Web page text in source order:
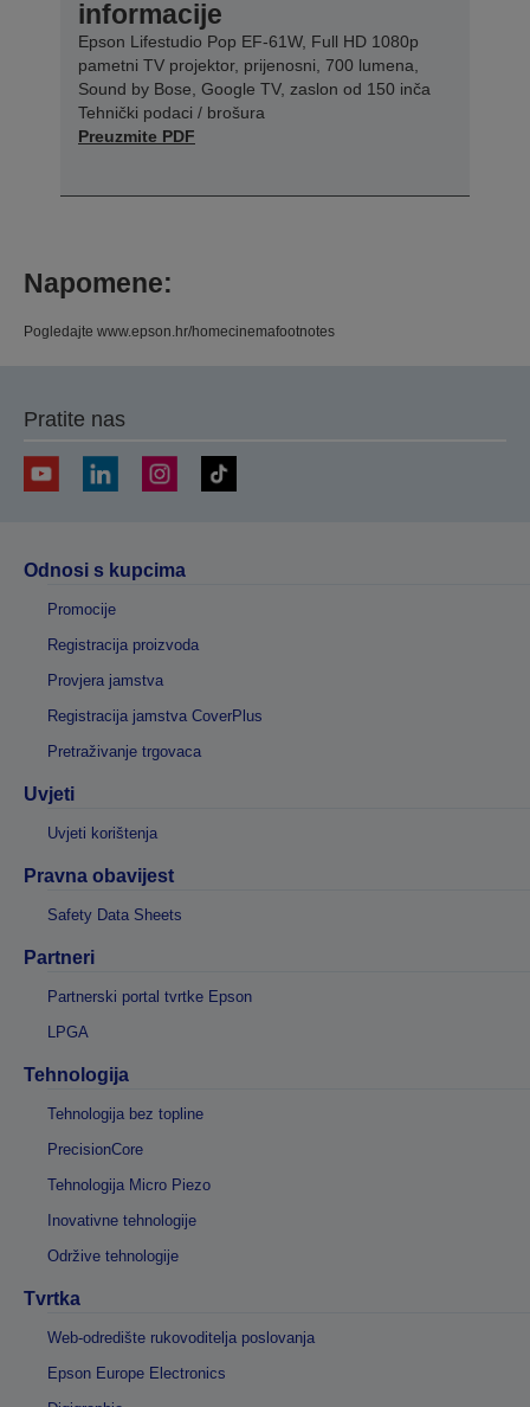
informacije
Epson Lifestudio Pop EF-61W, Full HD 1080p
pametni TV projektor, prijenosni, 700 lumena,
Sound by Bose, Google TV, zaslon od 150 inča
Tehnički podaci / brošura
Preuzmite PDF
Napomene:
Pogledajte www.epson.hr/homecinemafootnotes
Pratite nas
Odnosi s kupcima
Promocije
Registracija proizvoda
Provjera jamstva
Registracija jamstva CoverPlus
Pretraživanje trgovaca
Uvjeti
Uvjeti korištenja
Pravna obavijest
Safety Data Sheets
Partneri
Partnerski portal tvrtke Epson
LPGA
Tehnologija
Tehnologija bez topline
PrecisionCore
Tehnologija Micro Piezo
Inovativne tehnologije
Održive tehnologije
Tvrtka
Web-odredište rukovoditelja poslovanja
Epson Europe Electronics